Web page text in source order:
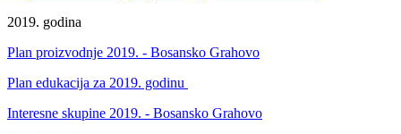
2019. godina
Plan proizvodnje 2019. - Bosansko Grahovo
Plan edukacija za 2019. godinu
Interesne skupine 2019. - Bosansko Grahovo